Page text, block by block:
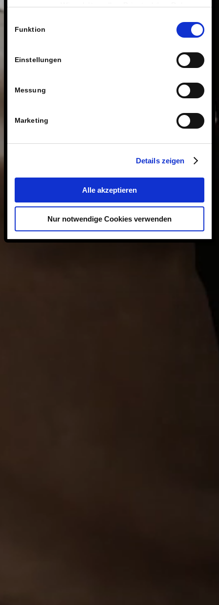
anzupassen. Wir schätzen Ihre Privatsphäre. Daher
Technologien.
Funktion
Einstellungen
Messung
Marketing
Details zeigen
Alle akzeptieren
Nur notwendige Cookies verwenden